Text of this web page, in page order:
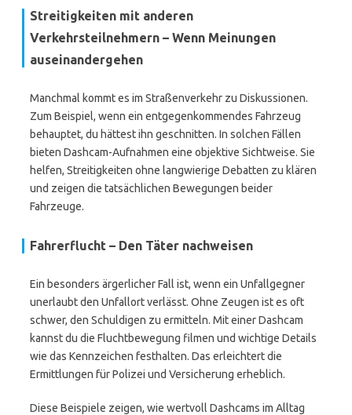
Streitigkeiten mit anderen
Verkehrsteilnehmern – Wenn Meinungen
auseinandergehen
Manchmal kommt es im Straßenverkehr zu Diskussionen.
Zum Beispiel, wenn ein entgegenkommendes Fahrzeug
behauptet, du hättest ihn geschnitten. In solchen Fällen
bieten Dashcam-Aufnahmen eine objektive Sichtweise. Sie
helfen, Streitigkeiten ohne langwierige Debatten zu klären
und zeigen die tatsächlichen Bewegungen beider
Fahrzeuge.
Fahrerflucht – Den Täter nachweisen
Ein besonders ärgerlicher Fall ist, wenn ein Unfallgegner
unerlaubt den Unfallort verlässt. Ohne Zeugen ist es oft
schwer, den Schuldigen zu ermitteln. Mit einer Dashcam
kannst du die Fluchtbewegung filmen und wichtige Details
wie das Kennzeichen festhalten. Das erleichtert die
Ermittlungen für Polizei und Versicherung erheblich.
Diese Beispiele zeigen, wie wertvoll Dashcams im Alltag